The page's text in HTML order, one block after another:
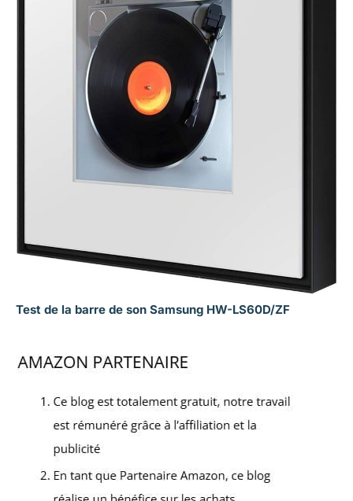
Test de la barre de son Samsung HW-LS60D/ZF